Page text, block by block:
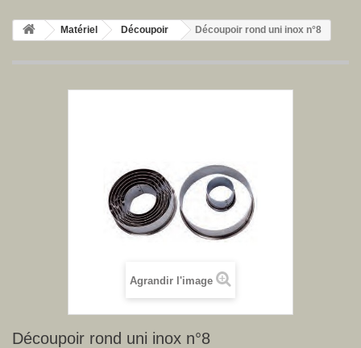
Matériel Découpoir Découpoir rond uni inox n°8
Agrandir l'image
Découpoir rond uni inox n°8